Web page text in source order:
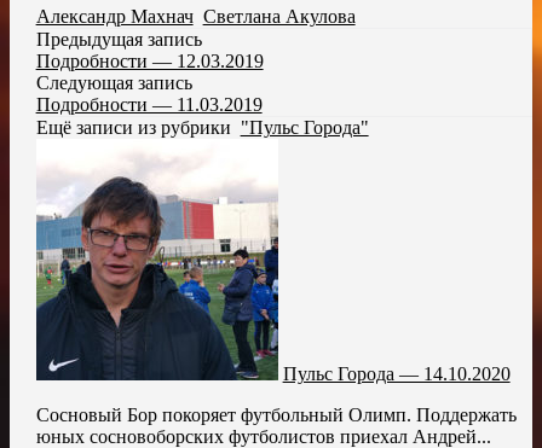
Александр Махнач, Светлана Акулова
Предыдущая запись
Подробности — 12.03.2019
Следующая запись
Подробности — 11.03.2019
Ещё записи из рубрики "Пульс Города"
Пульс Города — 14.10.2020
Сосновый Бор покоряет футбольный Олимп. Поддержать
юных сосновоборских футболистов приехал Андрей...